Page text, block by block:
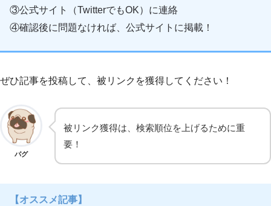
③公式サイト（TwitterでもOK）に連絡
④確認後に問題なければ、公式サイトに掲載！
ぜひ記事を投稿して、被リンクを獲得してください！
パグ
被リンク獲得は、検索順位を上げるために重
要！
【オススメ記事】